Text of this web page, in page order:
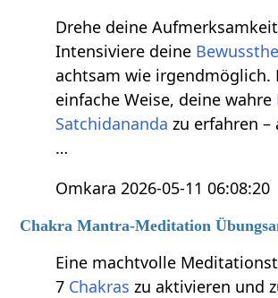
Drehe deine
Intensiviere deine
achtsam wie irgendmöglich.
einfache Weise, deine wahre
Satchidananda zu erfahren –
…
Omkara 2026-05-11 06:08:20
Chakra Mantra-Meditation
Eine machtvolle
7 Chakras zu aktivieren und